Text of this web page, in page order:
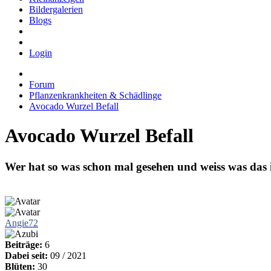
Bildergalerien
Blogs
Login
Forum
Pflanzenkrankheiten & Schädlinge
Avocado Wurzel Befall
Avocado Wurzel Befall
Wer hat so was schon mal gesehen und weiss was das
Angie72
Beiträge: 6
Dabei seit: 09 / 2021
Blüten: 30